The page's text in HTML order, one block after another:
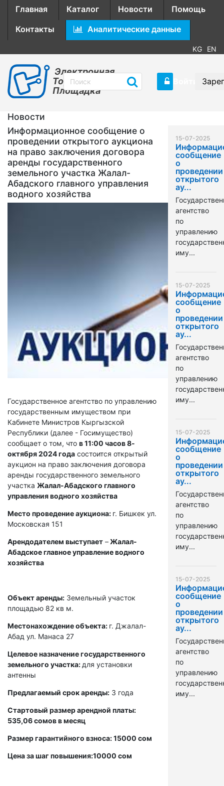
Главная Каталог Новости
Помощь
Контакты
Аналитические данные
KG EN
Электронная
Торговая
Площадка
Новости
Информационное сообщение о
проведении открытого аукциона
на право заключения договора
аренды государственного
земельного участка Жалал-
Абадского главного управления
водного хозяйства
Государственное агентство по управлению
государственным имуществом при
Кабинете Министров Кыргызской
Республики (далее - Госимущество)
сообщает о том, что в 11:00 часов 8-
октября 2024 года состоится открытый
аукцион на право заключения договора
аренды государственного земельного
участка Жалал-Абадского главного
управления водного хозяйства
Место проведение аукциона: г. Бишкек ул.
Московская 151
Арендодателем выступает – Жалал-
Абадское главное управление водного
хозяйства
Объект аренды: Земельный участок
площадью 82 кв м.
Местонахождение объекта: г. Джалал-
Абад ул. Манаса 27
Целевое назначение государственного
земельного участка: для установки
антенны
Предлагаемый срок аренды: 3 года
Стартовый размер арендной платы:
535,06 сомов в месяц
Размер гарантийного взноса: 15000 сом
Цена за шаг повышения:10000 сом
15-07-2025
сообщение
о
проведении
открытого
ау...
агентство
по
управлению
иму...
15-07-2025
сообщение
о
проведении
открытого
ау...
агентство
по
управлению
иму...
15-07-2025
сообщение
о
проведении
открытого
ау...
агентство
по
управлению
иму...
15-07-2025
сообщение
о
проведении
открытого
ау...
агентство
по
управлению
иму...